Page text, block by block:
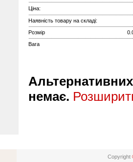
Ціна:
Наявність товару на складі:
Розмір
Вага
Альтернативних
немає.
Copyright